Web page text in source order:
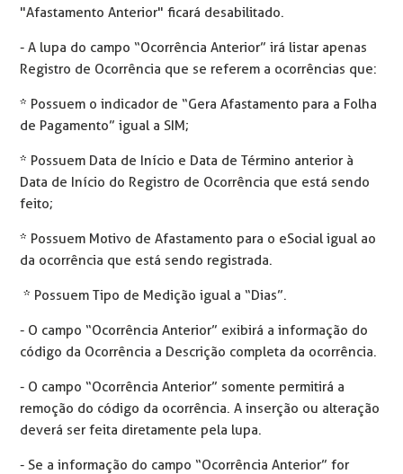
"Afastamento Anterior" ficará desabilitado.
- A lupa do campo “Ocorrência Anterior” irá listar apenas
Registro de Ocorrência que se referem a ocorrências que:
* Possuem o indicador de “Gera Afastamento para a Folha
de Pagamento” igual a SIM;
* Possuem Data de Início e Data de Término anterior à
Data de Início do Registro de Ocorrência que está sendo
feito;
* Possuem Motivo de Afastamento para o eSocial igual ao
da ocorrência que está sendo registrada.
* Possuem Tipo de Medição igual a “Dias”.
- O campo “Ocorrência Anterior” exibirá a informação do
código da Ocorrência a Descrição completa da ocorrência.
- O campo “Ocorrência Anterior” somente permitirá a
remoção do código da ocorrência. A inserção ou alteração
deverá ser feita diretamente pela lupa.
- Se a informação do campo “Ocorrência Anterior” for